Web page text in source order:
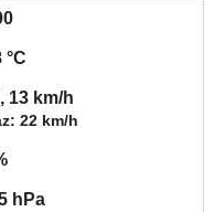
°C
13 km/h
22 km/h
hPa